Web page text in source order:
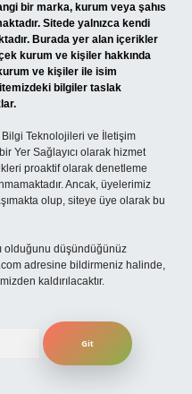
bir marka, kurum veya şahıs
Sitede yalnızca kendi
Burada yer alan içerikler
kurum ve kişiler hakkında
ve kişiler ile isim
bilgiler taslak
Teknolojileri ve İletişim
Yer Sağlayıcı olarak hizmet
proaktif olarak denetleme
Ancak, üyelerimiz
olup, siteye üye olarak bu
olduğunu düşündüğünüz
adresine bildirmeniz halinde,
kaldırılacaktır.